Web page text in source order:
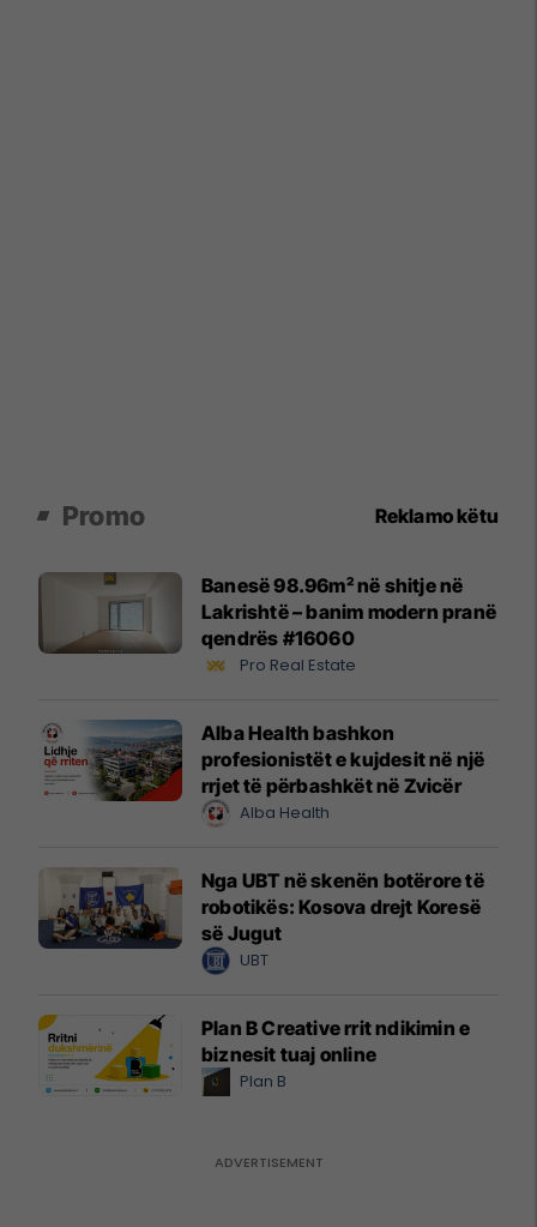
Promo Reklamo këtu
Banesë 98.96m² në shitje në
Lakrishtë – banim modern pranë
qendrës #16060
Pro Real Estate
Alba Health bashkon
profesionistët e kujdesit në një
rrjet të përbashkët në Zvicër
Alba Health
Nga UBT në skenën botërore të
robotikës: Kosova drejt Koresë
së Jugut
UBT
Plan B Creative rrit ndikimin e
biznesit tuaj online
Plan B